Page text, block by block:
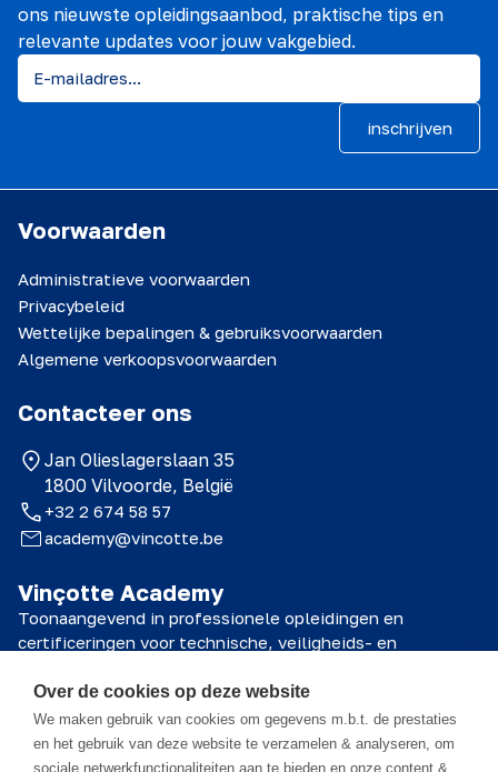
ons nieuwste opleidingsaanbod, praktische tips en
relevante updates voor jouw vakgebied.
inschrijven
Vinçotte Academy
Toonaangevend in professionele opleidingen en
certificeringen voor technische, veiligheids- en
© 2026 Vinçotte Academy
Voorwaarden
Administratieve voorwaarden
Privacybeleid
Wettelijke bepalingen & gebruiksvoorwaarden
Algemene verkoopsvoorwaarden
Contacteer ons
Jan Olieslagerslaan 35
1800 Vilvoorde, België
+32 2 674 58 57
academy@vincotte.be
Over de cookies op deze website
We maken gebruik van cookies om gegevens m.b.t. de prestaties
en het gebruik van deze website te verzamelen & analyseren, om
sociale netwerkfunctionaliteiten aan te bieden en onze content &